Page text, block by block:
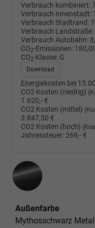
Verbrauch kombiniert:
Verbrauch Innenstadt:
Verbrauch Stadtrand:
Verbrauch Landstraße:
Verbrauch Autobahn:
CO2-Emissionen:
CO2-Klasse: G
Download
Energiekosten bei
CO2 Kosten (niedrig)
1.620,- €
CO2 Kosten (mittel)
3.847,50 €
CO2 Kosten (hoch)
Jahressteuer: 269,- €
Außenfarbe
Mythosschwarz